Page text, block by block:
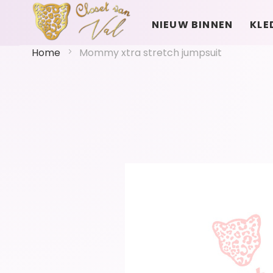
NIEUW BINNEN
Home
Mommy xtra stretch jumpsuit